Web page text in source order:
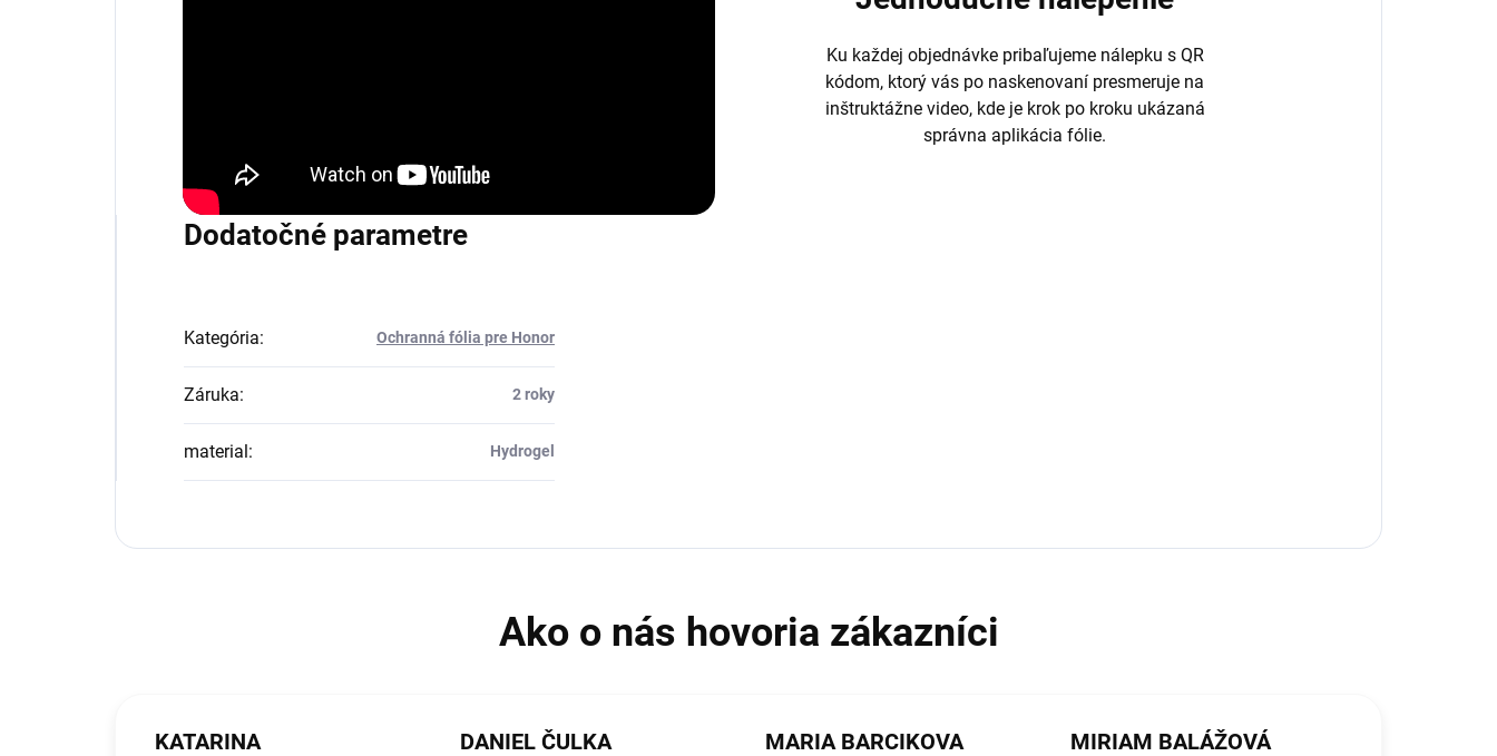
Ku každej objednávke pribaľujeme nálepku s QR
kódom, ktorý vás po naskenovaní presmeruje na
inštruktážne video, kde je krok po kroku ukázaná
správna aplikácia fólie.
Dodatočné parametre
Kategória: Ochranná fólia pre Honor
Záruka: 2 roky
material : Hydrogel
KATARINA DANIEL ČULKA MARIA BARCIKOVA MIRIAM BALÁŽOVÁ